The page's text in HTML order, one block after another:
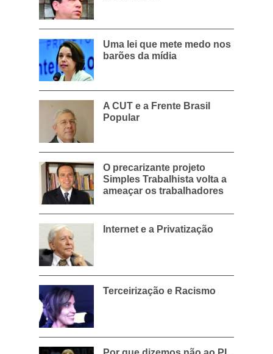
Uma lei que mete medo nos
barões da mídia
A CUT e a Frente Brasil
Popular
O precarizante projeto
Simples Trabalhista volta a
ameaçar os trabalhadores
Internet e a Privatização
Terceirização e Racismo